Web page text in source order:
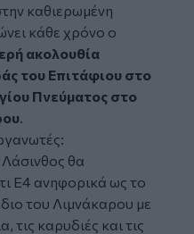
καθιερωμένη
κάθε χρόνο ο
ακολουθία
του Επιτάφιου στο
Πνεύματος στο
.
θα
Ε4 ανηφορικά ως το
του Λιμνάκαρου με
καρυδιές και τις